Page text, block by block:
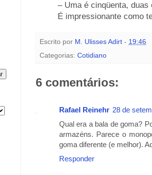
– Uma é cinqüenta, duas
É impressionante como
Escrito por M. Ulisses Adirt - 19:46
Categorias: Cotidiano
6 comentários:
Rafael Reinehr 28 de
Qual era a bala de goma?
armazéns. Parece o
goma diferente (e melhor).
Responder